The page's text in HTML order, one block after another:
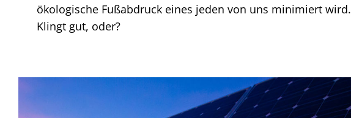
ökologische Fußabdruck eines jeden von uns minimiert wird.
Klingt gut, oder?